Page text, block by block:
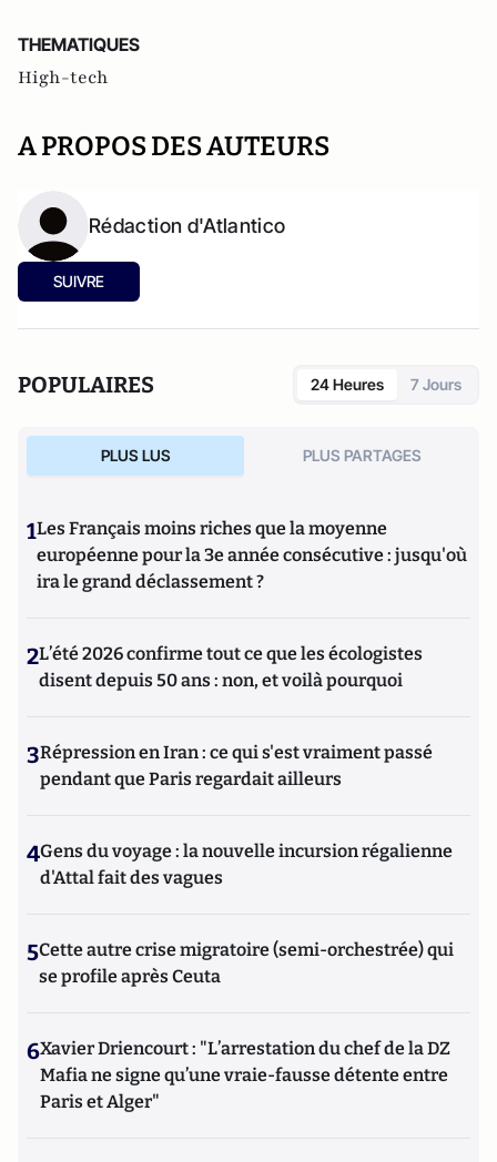
THEMATIQUES
High-tech
A PROPOS DES AUTEURS
Rédaction d'Atlantico
SUIVRE
POPULAIRES 24 Heures 7 Jours
PLUS LUS PLUS PARTAGES
1Les Français moins riches que la moyenne
européenne pour la 3e année consécutive : jusqu'où
ira le grand déclassement ?
2L’été 2026 confirme tout ce que les écologistes
disent depuis 50 ans : non, et voilà pourquoi
3Répression en Iran : ce qui s'est vraiment passé
pendant que Paris regardait ailleurs
4Gens du voyage : la nouvelle incursion régalienne
d'Attal fait des vagues
5Cette autre crise migratoire (semi-orchestrée) qui
se profile après Ceuta
6Xavier Driencourt : "L’arrestation du chef de la DZ
Mafia ne signe qu’une vraie-fausse détente entre
Paris et Alger"